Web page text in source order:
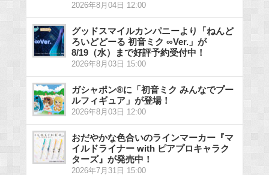
2026年8月04日 12:00
グッドスマイルカンパニーより「ねんど
ろいどどーる 初音ミク ∞Ver.」が
8/19（水）まで好評予約受付中！
2026年8月03日 15:00
ガシャポン®に「初音ミク みんなでプー
ルフィギュア」が登場！
2026年8月03日 12:00
おだやかな色合いのラインマーカー『マ
イルドライナー with ピアプロキャラク
ターズ』が発売中！
2026年7月31日 15:00